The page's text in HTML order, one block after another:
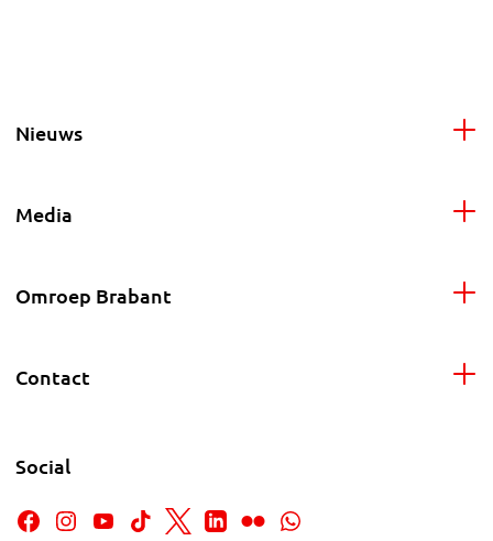
Nieuws
Media
Omroep Brabant
Contact
Social